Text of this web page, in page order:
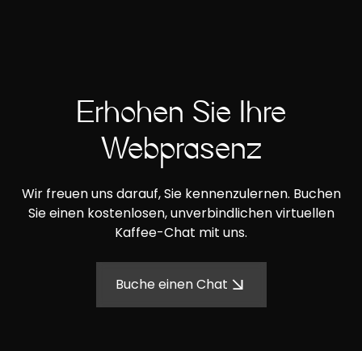
Erhöhen Sie Ihre
Webpräsenz
Wir freuen uns darauf, Sie kennenzulernen. Buchen
Sie einen kostenlosen, unverbindlichen virtuellen
Kaffee-Chat mit uns.
Buche einen Chat